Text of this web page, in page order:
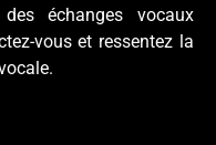
échanges vocaux
vous et ressentez la